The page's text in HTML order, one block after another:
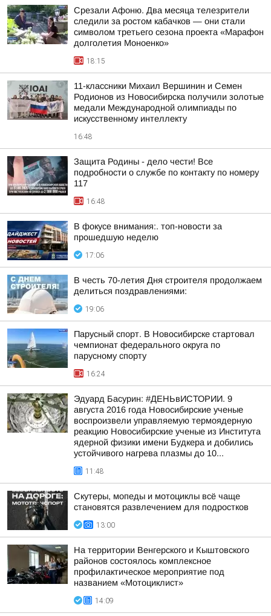
Срезали Афоню. Два месяца телезрители
следили за ростом кабачков — они стали
символом третьего сезона проекта «Марафон
долголетия Моноенко»
18:15
11-классники Михаил Вершинин и Семен
Родионов из Новосибирска получили золотые
медали Международной олимпиады по
искусственному интеллекту
16:48
Защита Родины - дело чести! Все
подробности о службе по контакту по номеру
117
16:48
В фокусе внимания:. топ-новости за
прошедшую неделю
17:06
В честь 70-летия Дня строителя продолжаем
делиться поздравлениями:
19:06
Парусный спорт. В Новосибирске стартовал
чемпионат федерального округа по
парусному спорту
16:24
Эдуард Басурин: #ДЕНЬвИСТОРИИ. 9
августа 2016 года Новосибирские ученые
воспроизвели управляемую термоядерную
реакцию Новосибирские ученые из Института
ядерной физики имени Будкера и добились
устойчивого нагрева плазмы до 10...
11:48
Скутеры, мопеды и мотоциклы всё чаще
становятся развлечением для подростков
13:00
На территории Венгерского и Кыштовского
районов состоялось комплексное
профилактическое мероприятие под
названием «Мотоциклист»
14:09